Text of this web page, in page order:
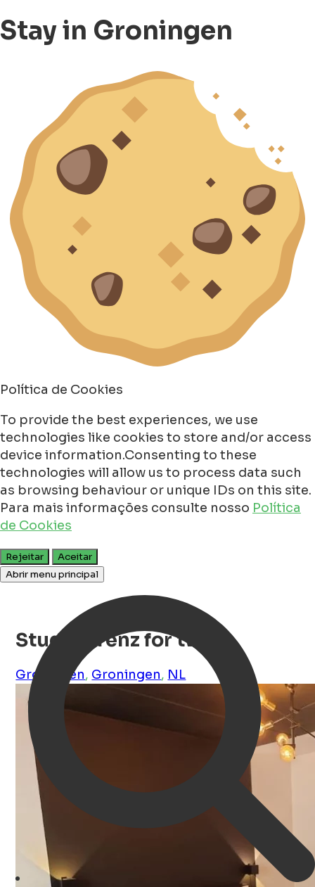
Stay in Groningen
Política de Cookies
To provide the best experiences, we use
technologies like cookies to store and/or access
device information.Consenting to these
technologies will allow us to process data such
as browsing behaviour or unique IDs on this site.
Para mais informações consulte nosso Política
de Cookies
Rejeitar
Aceitar
Abrir menu principal
Studio Trenz for two
Groningen, Groningen, NL